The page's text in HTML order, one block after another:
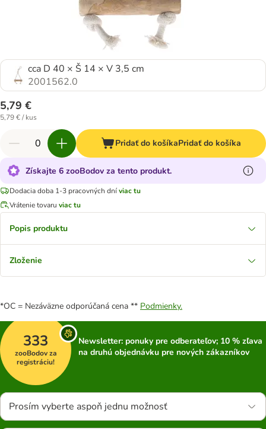
cca D 40 × Š 14 × V 3,5 cm
2001562.0
5,79 €
5,79 € / kus
Pridať do košíkaPridať do košíka
Získajte 6 zooBodov za tento produkt.
Dodacia doba 1-3 pracovných dníviac tu
Vrátenie tovaru viac tu
Popis produktu
Zloženie
*OC = Nezáväzne odporúčaná cena ** Podmienky.
333
zooBodov za
registráciu!
Newsletter: ponuky pre odberateľov; 10 % zľava
na druhú objednávku pre nových zákazníkov
Prosím vyberte aspoň jednu možnosť